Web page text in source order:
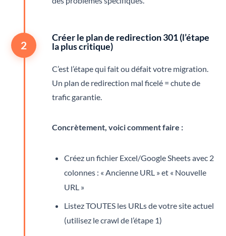
2
Créer le plan de redirection 301 (l’étape
la plus critique)
C’est l’étape qui fait ou défait votre migration.
Un plan de redirection mal ficelé = chute de
trafic garantie.
Concrètement, voici comment faire :
Créez un fichier Excel/Google Sheets avec 2
colonnes : « Ancienne URL » et « Nouvelle
URL »
Listez TOUTES les URLs de votre site actuel
(utilisez le crawl de l’étape 1)